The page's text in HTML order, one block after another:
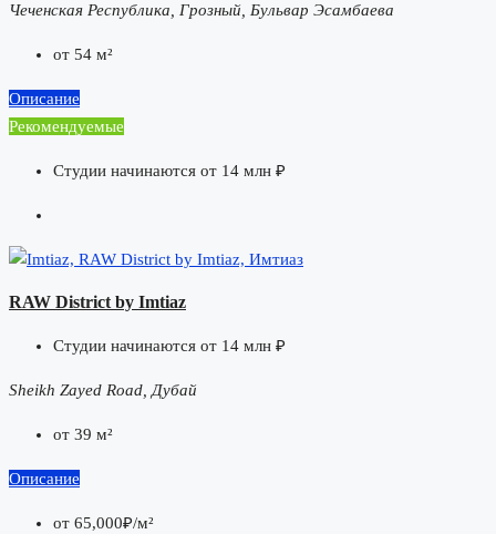
Чеченская Республика, Грозный, Бульвар Эсамбаева
от 54 м²
Описание
Рекомендуемые
Студии начинаются от 14 млн ₽
RAW District by Imtiaz
Студии начинаются от 14 млн ₽
Sheikh Zayed Road, Дубай
от 39 м²
Описание
от 65,000₽/м²